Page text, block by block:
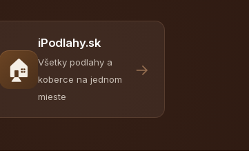
🏠
iPodlahy.sk
Všetky podlahy a
koberce na jednom
mieste
→